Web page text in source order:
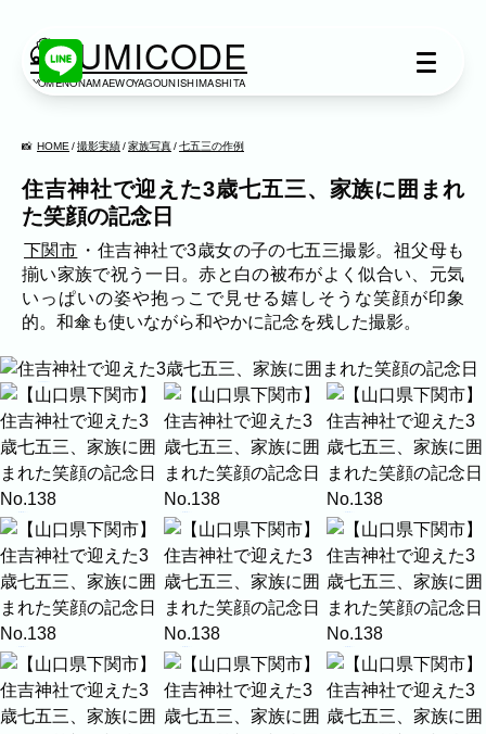
KUMICODE
YOMENONAMAEWOYAGOUNISHIMASHITA
出張撮影
下記より、ご希望の撮影カテゴリをご覧い
ただけます。
ネット予約では予約状況の確認からご予約
まで、スムーズにご利用いただけます。
家族写真
家族
七五三 入学式・卒業式
成人式
カップル
ブライダル マタニティ
ビジネス
建築・不動産
民泊
店舗・会社
プロフィール
料理
ECサイト商品
イベント
ネット予約
空き状況の確認からご予約まで、24時間いつでもご利用
いただけます。
撮影実績
撮影実績
HOME 撮影実績 家族写真 七五三の作例
住吉神社で迎えた3歳七五三、家族に囲まれ
た笑顔の記念日
下関市 ・住吉神社で3歳女の子の七五三撮影。祖父母も
揃い家族で祝う一日。赤と白の被布がよく似合い、元気
いっぱいの姿や抱っこで見せる嬉しそうな笑顔が印象
的。和傘も使いながら和やかに記念を残した撮影。
作例情報